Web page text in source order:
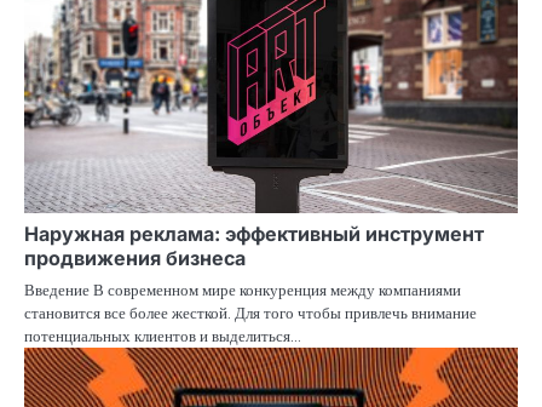
Наружная реклама: эффективный инструмент
продвижения бизнеса
Введение В современном мире конкуренция между компаниями
становится все более жесткой. Для того чтобы привлечь внимание
потенциальных клиентов и выделиться…